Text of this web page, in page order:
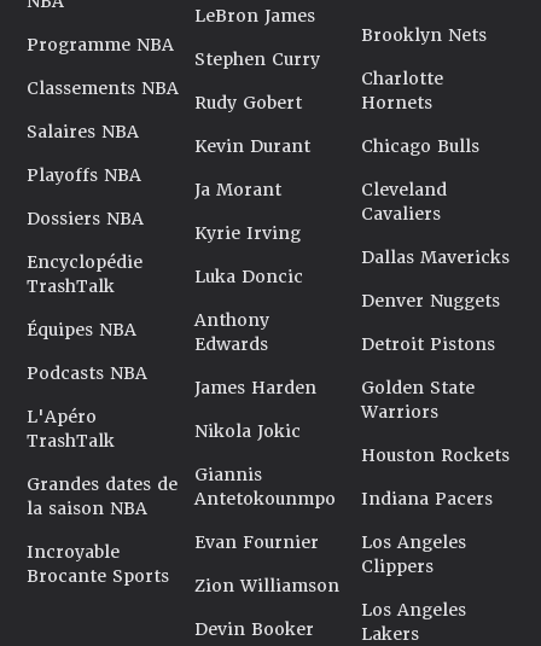
Programme NBA
Classements NBA
Salaires NBA
Playoffs NBA
Dossiers NBA
Encyclopédie
TrashTalk
Équipes NBA
Podcasts NBA
L'Apéro
TrashTalk
Grandes dates de
la saison NBA
Incroyable
Brocante Sports
LeBron James
Stephen Curry
Rudy Gobert
Kevin Durant
Ja Morant
Kyrie Irving
Luka Doncic
Anthony
Edwards
James Harden
Nikola Jokic
Giannis
Antetokounmpo
Evan Fournier
Zion Williamson
Devin Booker
Brooklyn Nets
Charlotte
Hornets
Chicago Bulls
Cleveland
Cavaliers
Dallas Mavericks
Denver Nuggets
Detroit Pistons
Golden State
Warriors
Houston Rockets
Indiana Pacers
Los Angeles
Clippers
Los Angeles
Lakers